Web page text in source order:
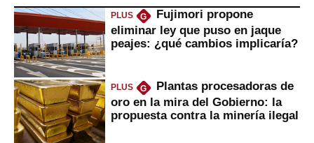
PLUS G
Fujimori propone
eliminar ley que puso en jaque
peajes: ¿qué cambios implicaría?
PLUS G
Plantas procesadoras de
oro en la mira del Gobierno: la
propuesta contra la minería ilegal